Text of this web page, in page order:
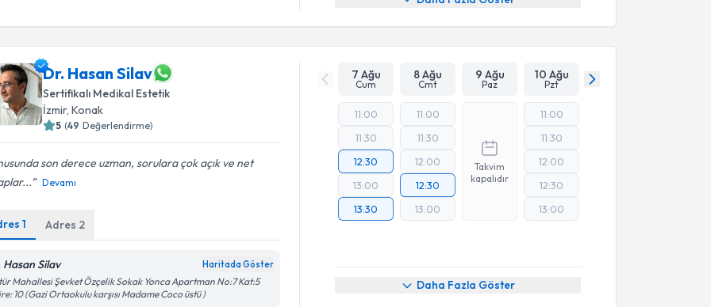
Dr. Hasan Silav
Sertifikalı Medikal Estetik
İzmir,Konak
5 (49 Değerlendirme)
son derece uzman, sorulara çok açık ve net
Devamı
1 Adres 2
Hasan Silav Haritada Göster
Mahallesi Şevket Özçelik Sokak Yonca Apartman No:7 Kat:5
10 (Gazi Ortaokulu karşısı Madame Coco üstü )
7 Ağu
Cum
8 Ağu
Cmt
9 Ağu
Paz
10 Ağu
Pzt
11:00
11:30
12:30
13:00
13:30
11:00
11:30
12:00
12:30
13:00
Takvim
kapalıdır
11:00
11:30
12:00
12:30
13:00
Daha Fazla Göster